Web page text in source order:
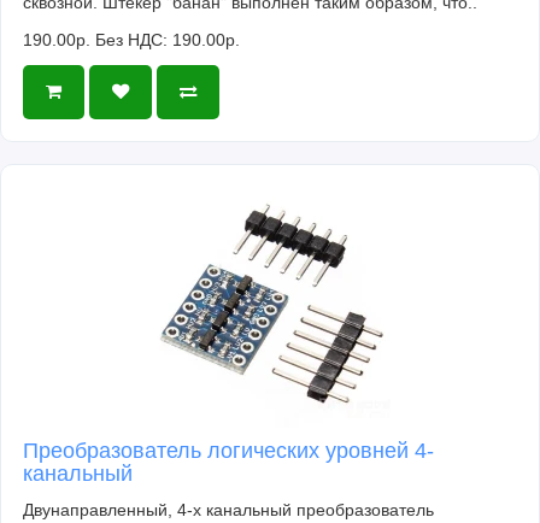
190.00р. Без НДС: 190.00р.
Преобразователь логических уровней 4-
канальный
Двунаправленный, 4-х канальный преобразователь